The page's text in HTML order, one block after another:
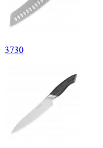
3730